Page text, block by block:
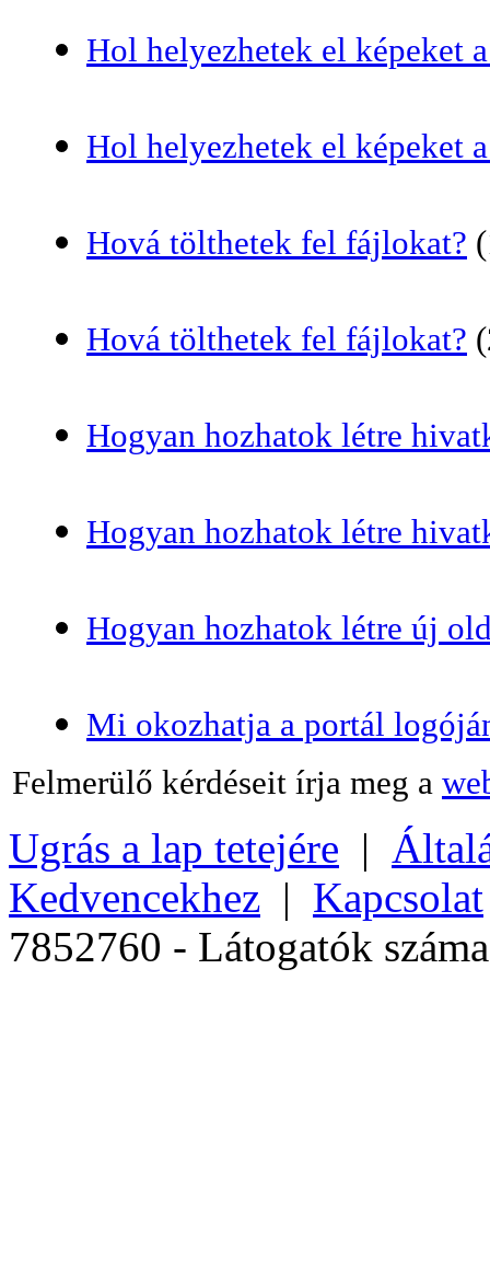
Hol helyezhetek el képeket
Hol helyezhetek el képeket
Hová tölthetek fel fájlokat?
Hová tölthetek fel fájlokat?
Hogyan hozhatok létre
Hogyan hozhatok létre
Hogyan hozhatok létre új
Mi okozhatja a portál
Felmerülő kérdéseit írja meg a
Ugrás a lap tetejére |
Kedvencekhez | Kapcsolat
7852760 - Látogatók